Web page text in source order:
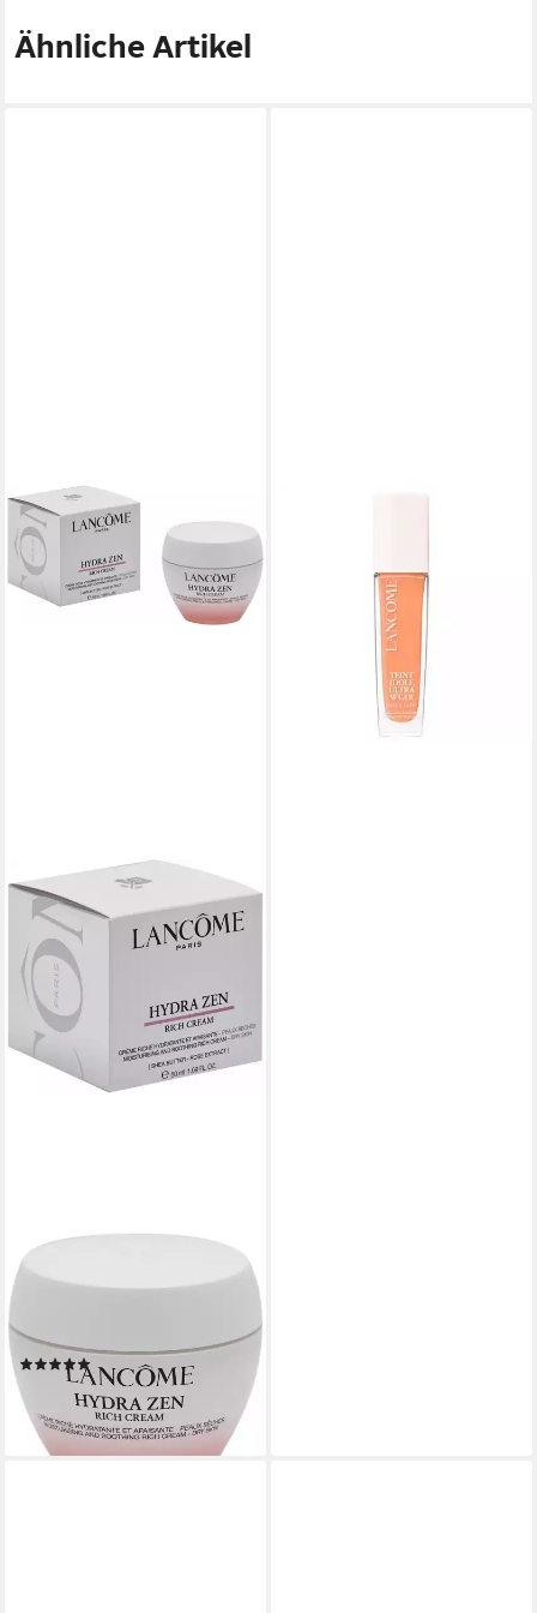
Ähnliche Artikel
LANCOME
Feuchtigkeitscreme Hydra
trockene Haut
(13)
ab 60,00 €
(1.200,00 €/ 1 l)
lieferbar - in 2-3 Werktagen bei dir
(1.739,00 €/ 1 l)
lieferbar in 3 Wochen